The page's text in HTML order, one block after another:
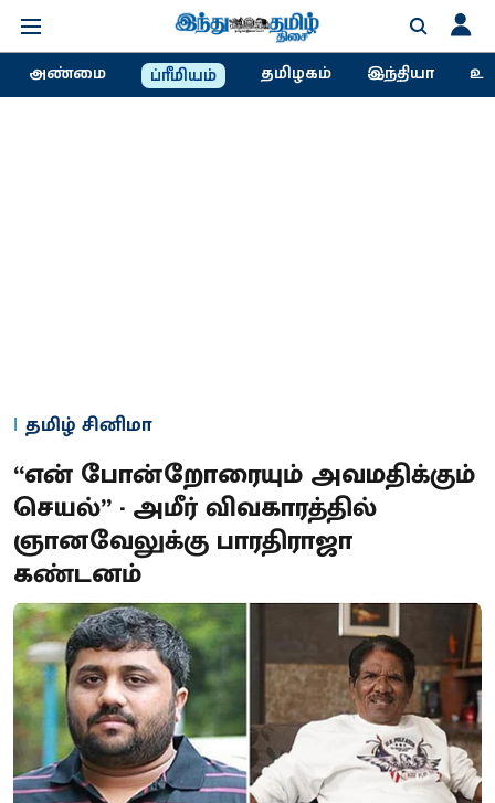
அண்மை ப்ரீமியம் தமிழகம் இந்தியா
தமிழ் சினிமா
“என் போன்றோரையும் அவமதிக்கும்
செயல்” - அமீர் விவகாரத்தில்
ஞானவேலுக்கு பாரதிராஜா
கண்டனம்